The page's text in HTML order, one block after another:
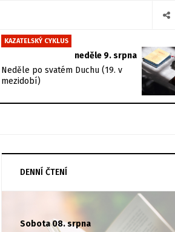
KAZATELSKÝ CYKLUS
neděle 9. srpna
Neděle po svatém Duchu (19. v
mezidobí)
DENNÍ ČTENÍ
Sobota 08. srpna